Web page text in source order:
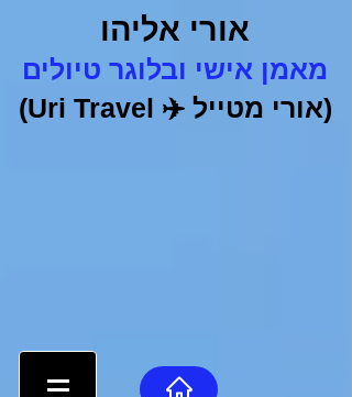
אורי אליהו
מאמן אישי ובלוגר טיולים
(אורי מטייל✈️
Uri Travel)